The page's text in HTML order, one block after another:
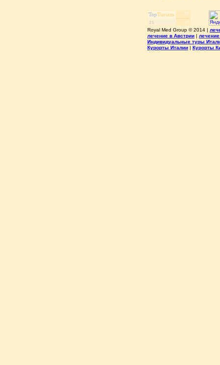
Royal Med Group © 2014 |
лечение в Австрии |
Индивидуальные туры
Курорты Италии | Курорты